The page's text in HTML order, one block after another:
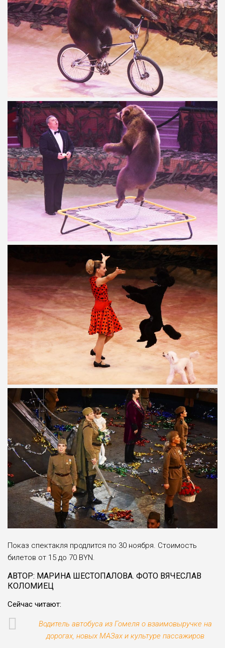
Показ спектакля продлится по 30 ноября. Стоимость
билетов от 15 до 70 BYN.
АВТОР: МАРИНА ШЕСТОПАЛОВА. ФОТО ВЯЧЕСЛАВ
КОЛОМИЕЦ
Сейчас читают:
Водитель автобуса из Гомеля о взаимовыручке на
дорогах, новых МАЗах и культуре пассажиров